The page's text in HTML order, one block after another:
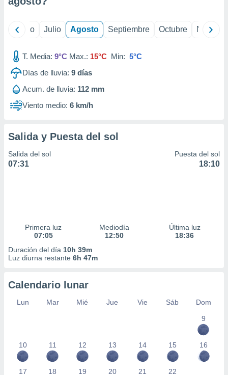
mediante
publicidad
publicidad
1199
Junio Julio Agosto Septiembre Octubre
T. Media: 9°C Max.: 15°C Min: 5°C
Días de lluvia: 9 días
Acum. de lluvia: 112 mm
Viento medio: 6 km/h
Salida y Puesta del sol
Salida del sol
07:31
Puesta del sol
18:10
Primera luz
07:05
Mediodía
12:50
Última luz
18:36
Duración del día 10h 39m
Luz diurna restante 6h 47m
Calendario lunar
Lun Mar Mié Jue Vie Sáb
Dom
9
10 11 12 13 14 15 16
17 18 19 20 21 22